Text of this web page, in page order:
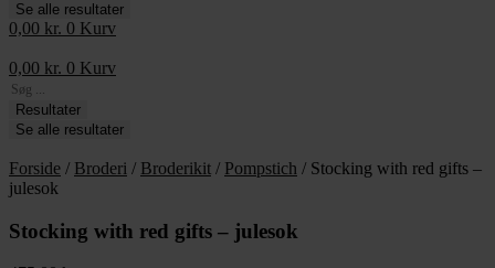
Se alle resultater
0,00 kr. 0 Kurv
0,00 kr. 0 Kurv
Search
...Resultater
Se alle resultater
Forside / Broderi / Broderikit / Pompstich / Stocking with red gifts –
julesok
Stocking with red gifts – julesok